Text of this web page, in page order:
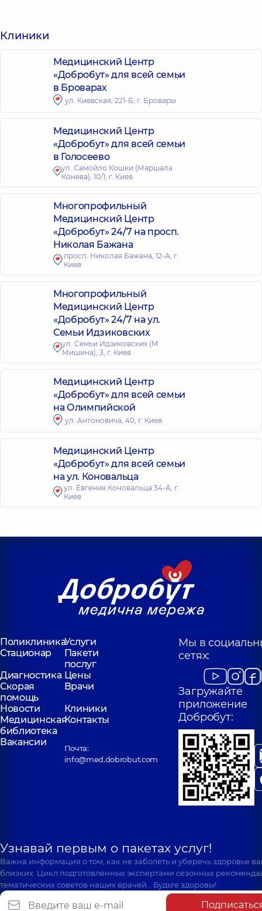
Клиники
Медицинский Центр
«Добробут» для всей семьи
в Броварах
ул. Киевская, 221-Б, г. Бровары
Медицинский Центр
«Добробут» для всей семьи
в Голосеево
ул. Самойло Кошки (Маршала
Конева), 10/1, г. Киев
Многопрофильный
Медицинский Центр
«Добробут» 24/7 на просп.
Николая Бажана
просп. Николая Бажана, 12-А, г.
Киев
Многопрофильный
Медицинский Центр
«Добробут» 24/7 на ул.
Семьи Идзиковских
ул. Семьи Идзиковских (М.
Мишина), 3, г. Киев
Медицинский Центр
«Добробут» для всей семьи
на Олимпийской
ул. Антоновича, 40, г. Киев
Медицинский Центр
«Добробут» для всей семьи
на ул. Коновальца
ул. Евгения Коновальца 34-А, г.
Киев
ПоликлиникаУслуги
Стационар
Пакети
послуг
Диагностика Цены
Скорая
помощь
Врачи
Новости
Клиники
Медицинская
библиотека
Контакты
Вакансии
Почта:
info@med.dobrobut.com
Мы в
сетях:
Загружайте
приложение
Добробут:
Узнавай первым о пакетах услуг!
Важна информация о том, как не заболеть и уберечь здоровье
близких. Цикл подготовленных экспертами сезонных
тематических советов наших врачей… Будьте здоровы!